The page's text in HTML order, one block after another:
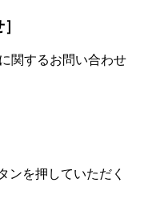
関するお問い合わせ
ンを押していただく